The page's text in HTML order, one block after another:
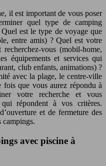
il est important de vous poser
quel type de camping
est le type de voyage que
entre amis) ? Quel est votre
vous (mobil-home,
équipements et services qui
club enfants, animations) ?
avec la plage, le centre-ville
fois que vous aurez répondu à
votre recherche et vous
qui répondent à vos critères.
et de fermeture des
campings.
avec piscine à